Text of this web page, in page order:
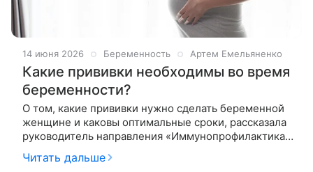
14 июня 2026 Беременность Артем Емельяненко
Какие прививки необходимы во время
беременности?
О том, какие прививки нужно сделать беременной
женщине и каковы оптимальные сроки, рассказала
руководитель направления «Иммунопрофилактика»
Клиники Фомина.Дети, директор АНО
«Коллективный иммунитет» Антонина
Читать дальше